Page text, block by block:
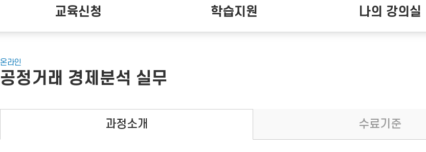
교육신청
단체 교육 신청
학습지원 나의 강의실
온라인
공정거래 경제분석 실무
과정소개 수료기준